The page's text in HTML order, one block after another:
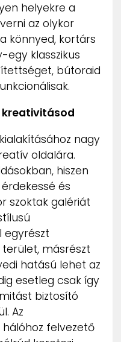
helyekre a
az olykor
könnyed, kortárs
egy klasszikus
bútoraid
nagy
oldalára.
hiszen
és
szoktak galériát
egyrészt
másrészt
hatású lehet az
esetleg csak így
biztosító
Az
felvezető